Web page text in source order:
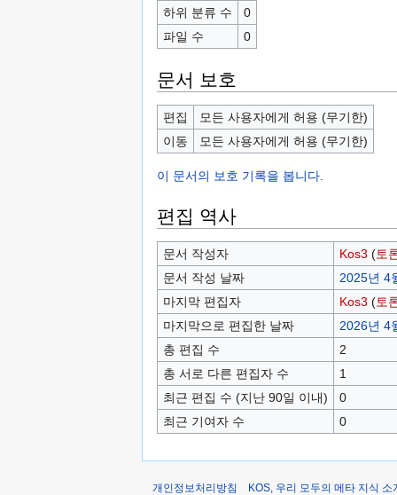
하위 분류 수
0
파일 수
0
문서 보호
편집
모든 사용자에게 허용 (무기한)
이동
모든 사용자에게 허용 (무기한)
이 문서의 보호 기록을 봅니다.
편집 역사
문서 작성자 Kos3 (토
문서 작성 날짜
2025년 4
마지막 편집자
Kos3 (토
마지막으로 편집한 날짜
2026년 4
총 편집 수
2
총 서로 다른 편집자 수
1
최근 편집 수 (지난 90일 이내)
0
최근 기여자 수
0
개인정보처리방침 KOS, 우리 모두의 메타 지식 소